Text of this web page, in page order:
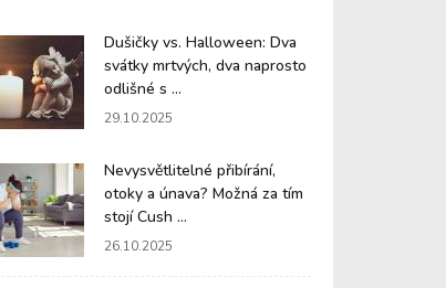
Dušičky vs. Halloween: Dva
svátky mrtvých, dva naprosto
odlišné s ...
29.10.2025
Nevysvětlitelné přibírání,
otoky a únava? Možná za tím
stojí Cush ...
26.10.2025